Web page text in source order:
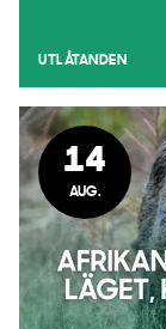
UTLÅTANDEN
14
AUG.